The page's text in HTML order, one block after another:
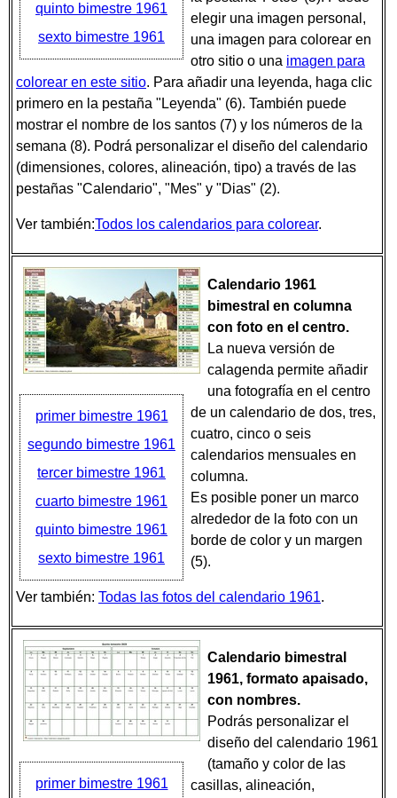
quinto bimestre 1961
sexto bimestre 1961
elegir una imagen personal,
una imagen para colorear en
otro sitio o una imagen para
colorear en este sitio. Para añadir una leyenda, haga clic
primero en la pestaña "Leyenda" (6). También puede
mostrar el nombre de los santos (7) y los números de la
semana (8). Podrá personalizar el diseño del calendario
(dimensiones, colores, alineación, tipo) a través de las
pestañas "Calendario", "Mes" y "Dias" (2).
Ver también:Todos los calendarios para colorear.
primer bimestre 1961
segundo bimestre 1961
tercer bimestre 1961
cuarto bimestre 1961
quinto bimestre 1961
sexto bimestre 1961
Calendario 1961
bimestral en columna
con foto en el centro.
La nueva versión de
calagenda permite añadir
una fotografía en el centro
de un calendario de dos, tres,
cuatro, cinco o seis
calendarios mensuales en
columna.
Es posible poner un marco
alrededor de la foto con un
borde de color y un margen
(5).
Ver también: Todas las fotos del calendario 1961.
primer bimestre 1961
Calendario bimestral
1961, formato apaisado,
con nombres.
Podrás personalizar el
diseño del calendario 1961
(tamaño y color de las
casillas, alineación,